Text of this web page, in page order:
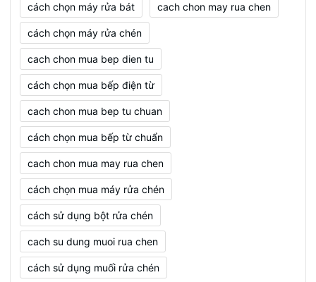
cách chọn máy rửa bát cach chon may rua chen
cách chọn máy rửa chén
cach chon mua bep dien tu
cách chọn mua bếp điện từ
cach chon mua bep tu chuan
cách chọn mua bếp từ chuẩn
cach chon mua may rua chen
cách chọn mua máy rửa chén
cách sử dụng bột rửa chén
cach su dung muoi rua chen
cách sử dụng muối rửa chén